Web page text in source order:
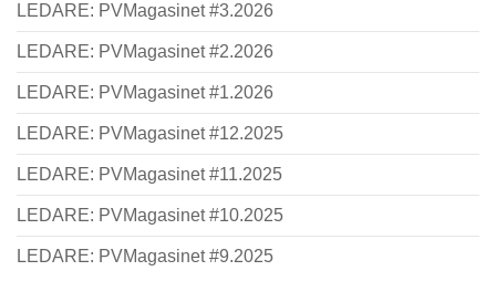
LEDARE: PVMagasinet #3.2026
LEDARE: PVMagasinet #2.2026
LEDARE: PVMagasinet #1.2026
LEDARE: PVMagasinet #12.2025
LEDARE: PVMagasinet #11.2025
LEDARE: PVMagasinet #10.2025
LEDARE: PVMagasinet #9.2025